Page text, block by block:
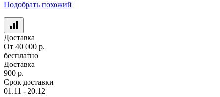
Подобрать похожий
Доставка
От 40 000 р.
бесплатно
Доставка
900 р.
Срок доставки
01.11 - 20.12